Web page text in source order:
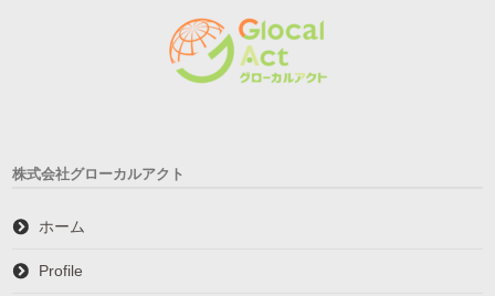
株式会社グローカルアクト
ホーム
Profile